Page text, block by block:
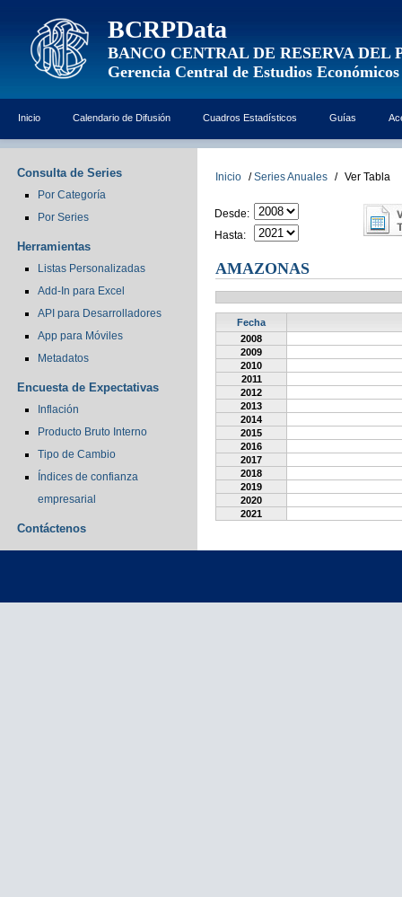
BCRPData
BANCO CENTRAL DE RESERVA DEL
Gerencia Central de Estudios Económicos
Inicio Calendario de Difusión Cuadros Estadísticos Guías
Consulta de Series
Por Categoría
Por Series
Herramientas
Listas Personalizadas
Add-In para Excel
API para Desarrolladores
App para Móviles
Metadatos
Encuesta de Expectativas
Inflación
Producto Bruto Interno
Tipo de Cambio
Índices de confianza
empresarial
Contáctenos
Inicio / Series Anuales / Ver Tabla
Desde:
Hasta:
AMAZONAS
Fecha
2008
2009
2010
2011
2012
2013
2014
2015
2016
2017
2018
2019
2020
2021